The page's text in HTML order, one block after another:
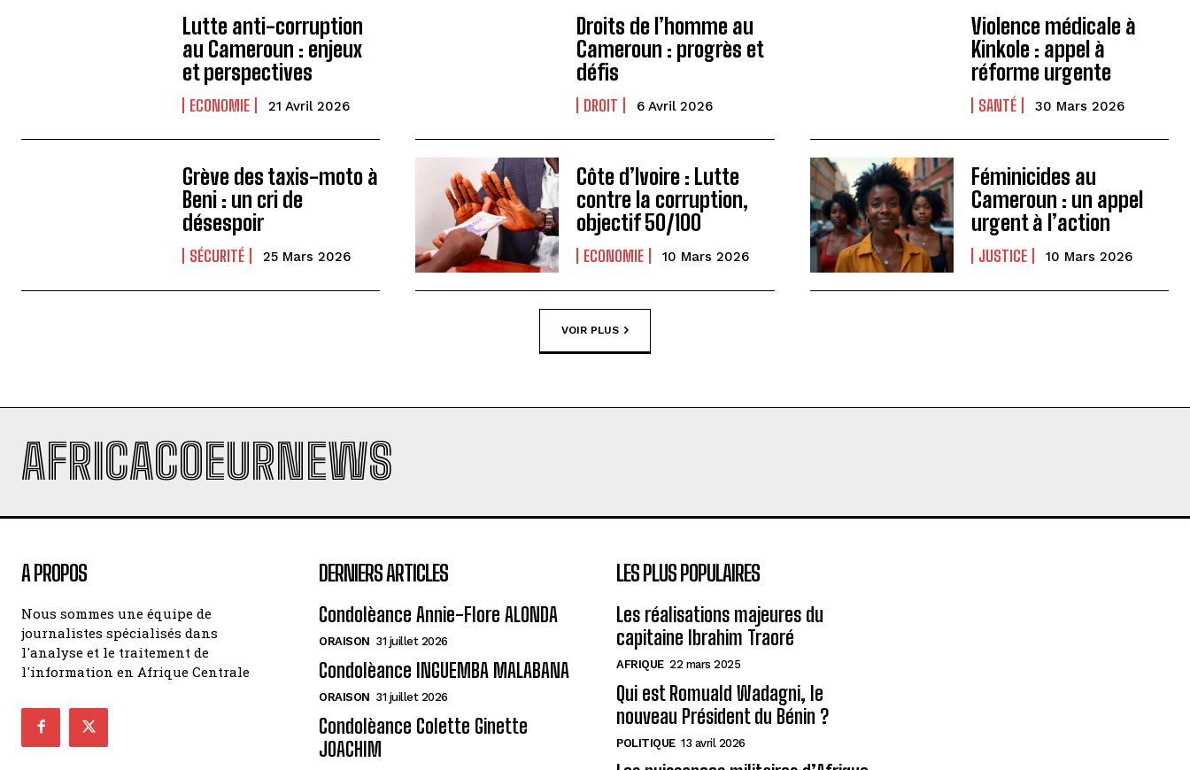
Lutte anti-corruption
au Cameroun : enjeux
et perspectives
ECONOMIE 21 Avril 2026
Droits de l’homme au
Cameroun : progrès et
défis
DROIT 6 Avril 2026
Violence médicale à
Kinkole : appel à
réforme urgente
SANTÉ 30 Mars 2026
Grève des taxis-moto à
Beni : un cri de
désespoir
SÉCURITÉ 25 Mars 2026
Côte d’Ivoire : Lutte
contre la corruption,
objectif 50/100
ECONOMIE 10 Mars 2026
Féminicides au
Cameroun : un appel
urgent à l’action
JUSTICE 10 Mars 2026
VOIR PLUS
AFRICACOEURNEWS
A PROPOS
Nous sommes une équipe de
journalistes spécialisés dans
l'analyse et le traitement de
l'information en Afrique Centrale
DERNIERS ARTICLES
Condolèance Annie-Flore ALONDA
ORAISON 31 juillet 2026
Condolèance INGUEMBA MALABANA
ORAISON 31 juillet 2026
Condolèance Colette Ginette
JOACHIM
LES PLUS POPULAIRES
Les réalisations majeures du
capitaine Ibrahim Traoré
AFRIQUE 22 mars 2025
Qui est Romuald Wadagni, le
nouveau Président du Bénin ?
POLITIQUE 13 avril 2026